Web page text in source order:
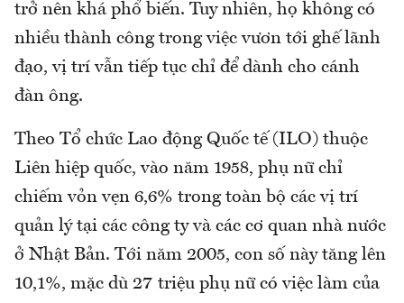
trở nên khá phổ biến. Tuy nhiên, họ không có
nhiều thành công trong việc vươn tới ghế lãnh
đạo, vị trí vẫn tiếp tục chỉ để dành cho cánh
đàn ông.
Theo Tổ chức Lao động Quốc tế (ILO) thuộc
Liên hiệp quốc, vào năm 1958, phụ nữ chỉ
chiếm vỏn vẹn 6,6% trong toàn bộ các vị trí
quản lý tại các công ty và các cơ quan nhà nước
ở Nhật Bản. Tới năm 2005, con số này tăng lên
10,1%, mặc dù 27 triệu phụ nữ có việc làm của